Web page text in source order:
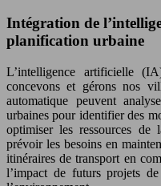
Intégration de
planification urbaine
L’intelligence artificielle
concevons et gérons nos
automatique peuvent
urbaines pour identifier des
optimiser les ressources
prévoir les besoins en
itinéraires de transport en
l’impact de futurs projets